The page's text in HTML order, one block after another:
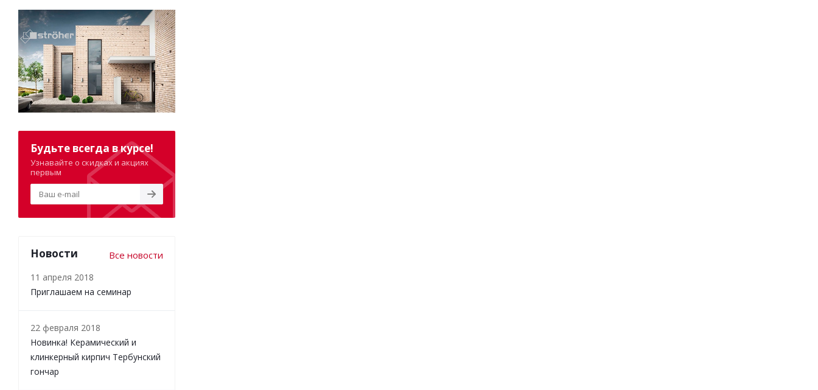
Будьте всегда в курсе!
Узнавайте о скидках и акциях
первым
Новости Все новости
11 апреля 2018
Приглашаем на семинар
22 февраля 2018
Новинка! Керамический и
клинкерный кирпич Тербунский
гончар